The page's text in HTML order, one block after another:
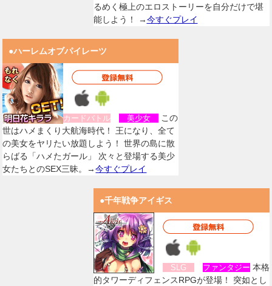
るめく極上のエロストーリーを自分だけで堪
能しよう！ →今すぐプレイ
●ハーレムオブパイレーツ
カードバトル 美少女
この
世はハメまくり大航海時代！ 王になり、全て
の美女をヤリたい放題しよう！ 世界の島に散
らばる「ハメたガール」 次々と登場する美少
女たちとのSEX三昧。→今すぐプレイ
●千年戦争アイギス
SLG ファンタジー 本格
的タワーディフェンスRPGが登場！ 突如とし